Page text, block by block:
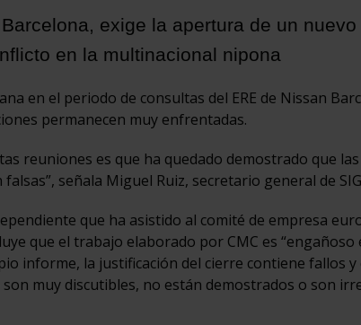
exige la apertura de un
en la multinacional nipona
en el periodo de consultas del ERE de Nissan
permanecen muy enfrentadas.
reuniones es que ha quedado demostrado que
señala Miguel Ruiz, secretario general de
que ha asistido al comité de empresa
que el trabajo elaborado por CMC es “engañoso
informe, la justificación del cierre contiene fallos y
muy discutibles, no están demostrados o son